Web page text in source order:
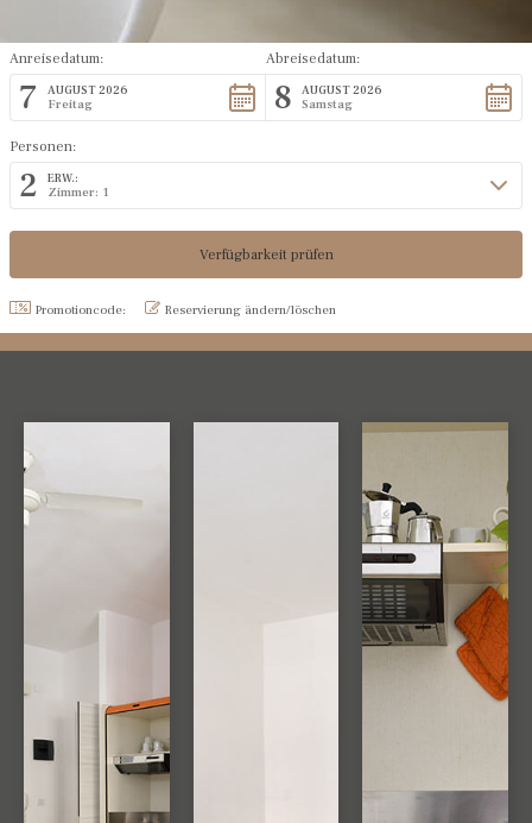
Anreisedatum:
7 AUGUST 2026
Freitag
Abreisedatum:
8 AUGUST 2026
Samstag
Personen:
2 ERW.:
Zimmer: 1
Promotioncode: Reservierung ändern/löschen